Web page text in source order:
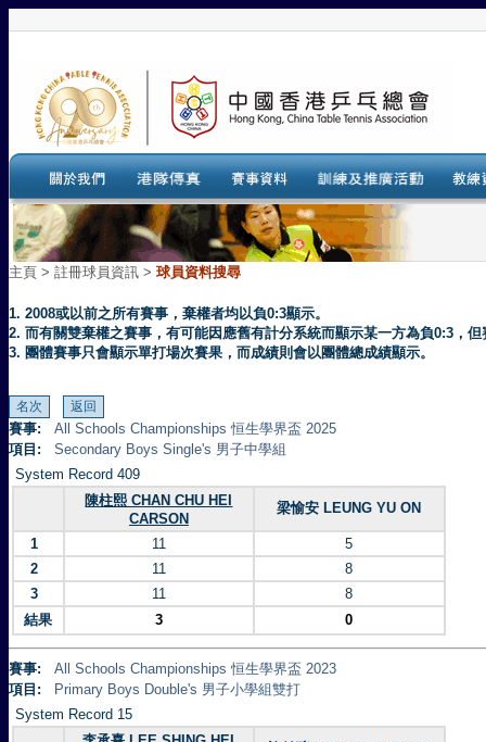
主頁 > 註冊球員資訊 > 球員資料搜尋
1. 2008或以前之所有賽事，棄權者均以負0:3顯示。
2. 而有關雙棄權之賽事，有可能因應舊有計分系統而顯示某一方為負0:3，
3. 團體賽事只會顯示單打場次賽果，而成績則會以團體總成績顯示。
賽事:
All Schools Championships 恒生學界盃 2025
項目:
Secondary Boys Single's 男子中學組
System Record 409
陳柱熙 CHAN CHU HEI
CARSON
梁愉安 LEUNG YU ON
1 11
5
2
11
8
3
11
8
結果
3 0
賽事:
All Schools Championships 恒生學界盃 2023
項目:
Primary Boys Double's 男子小學組雙打
System Record 15